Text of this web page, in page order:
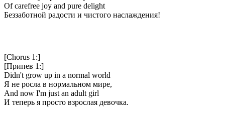
Of carefree joy and pure delight
Беззаботной радости и чистого наслаждения!
[Chorus 1:]
[Припев 1:]
Didn't grow up in a normal world
Я не росла в нормальном мире,
And now I'm just an adult girl
И теперь я просто взрослая девочка.